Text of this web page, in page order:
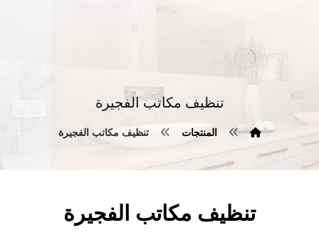
تنظيف مكاتب الفجيرة
المنتجات تنظيف مكاتب الفجيرة
تنظيف مكاتب الفجيرة